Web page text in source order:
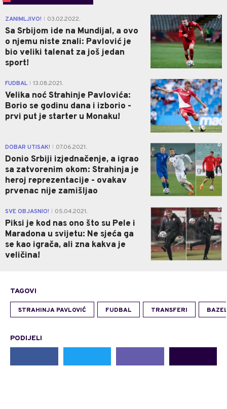
ZANIMLJIVO! 03.02.2022.
Sa Srbijom ide na Mundijal, a ovo
o njemu niste znali: Pavlović je
bio veliki talenat za još jedan
sport!
0
FUDBAL 13.08.2021.
Velika noć Strahinje Pavlovića:
Borio se godinu dana i izborio -
prvi put je starter u Monaku!
0
DOBAR UTISAK! 07.06.2021.
Donio Srbiji izjednačenje, a igrao
sa zatvorenim okom: Strahinja je
heroj reprezentacije - ovakav
prvenac nije zamišljao
0
SVE OBJASNIO! 05.04.2021.
Piksi je kod nas ono što su Pele i
Maradona u svijetu: Ne sjeća ga
se kao igrača, ali zna kakva je
veličina!
0
TAGOVI
STRAHINJA PAVLOVIĆ FUDBAL TRANSFERI
PODIJELI